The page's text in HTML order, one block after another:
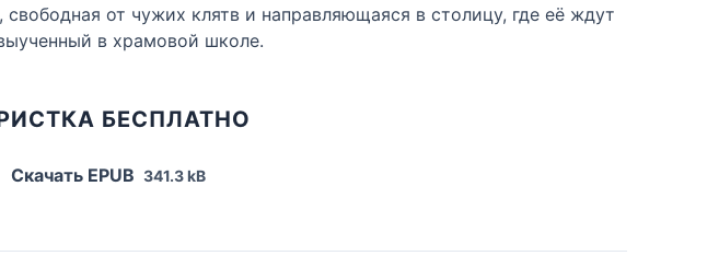
от чужих клятв и направляющаяся в столицу, где её ждут
в храмовой школе.
БЕСПЛАТНО
Скачать EPUB 341.3 kB